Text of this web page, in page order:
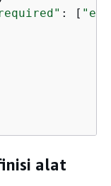
: [
alat